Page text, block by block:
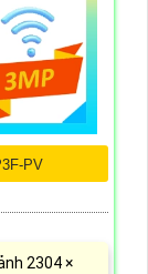
PV
2304 ×